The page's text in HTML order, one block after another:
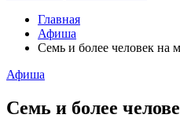
Главная
Афиша
Семь и более человек на
Афиша
Семь и более